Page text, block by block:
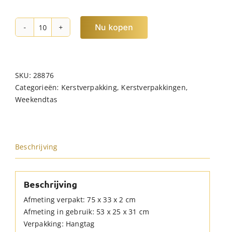
NORLÄNDER
hoeveelheid
Nu kopen
SKU:28876
Categorieën: Kerstverpakking, Kerstverpakkingen,
Weekendtas
Beschrijving
Beschrijving
Afmeting verpakt: 75 x 33 x 2 cm
Afmeting in gebruik: 53 x 25 x 31 cm
Verpakking: Hangtag